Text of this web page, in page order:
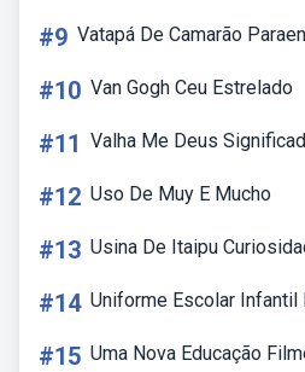
#9 Vatapá De Camarão
#10 Van Gogh Ceu Estrelado
#11 Valha Me Deus
#12 Uso De Muy E Mucho
#13 Usina De Itaipu
#14 Uniforme Escolar Infantil
#15 Uma Nova Educação